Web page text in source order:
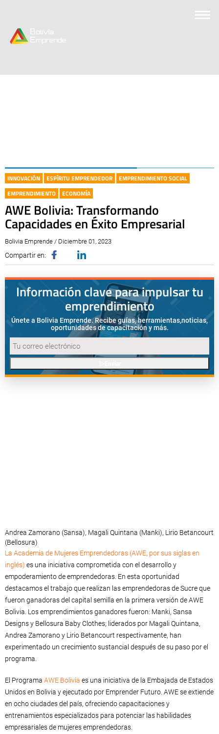
INNOVACIÓN ESPÍRITU EMPRENDEDOR
EMPRENDIMIENTO SOCIAL
EMPRENDIMIENTO
ECONOMÍA
AWE Bolivia: Transformando
Capacidades en Éxito Empresarial
Bolivia Emprende / Diciembre 01, 2023
Compartir en:
Información clave para impulsar tu
emprendimiento
Únete a Bolivia Emprende. Recibe guías, herramientas,noticias,
oportunidades de capacitación y más.
Andrea Zamorano (Sansa), Magali Quintana (Manki), Lirio Betancourt
(Bellosura)
La Academia de Mujeres Emprendedoras (AWE, por sus siglas en
inglés) es una iniciativa comprometida con el desarrollo y
empoderamiento de emprendedoras. En esta oportunidad
destacamos el trabajo que realizan las emprendedoras de Sucre que
fueron ganadoras del capital semilla en la primera versión de AWE
Bolivia. Los emprendimientos ganadores fueron: Manki, Sansa
Designs y Bellosura Baby Clothes; liderados por Magali Quintana,
Andrea Zamorano y Lirio Betancourt respectivamente, han
experimentado un crecimiento sustancial después de su paso por el
programa.
El Programa AWE Bolivia es una iniciativa de la Embajada de Estados
Unidos en Bolivia y ejecutado por Emprender Futuro. AWE se extiende
en ocho ciudades del país, ofreciendo capacitaciones y
entrenamientos especializados para potenciar las habilidades
empresariales de mujeres emprendedoras.